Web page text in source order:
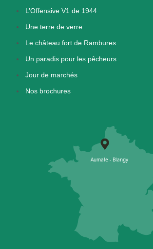
L’Offensive V1 de 1944
Une terre de verre
Le château fort de Rambures
Un paradis pour les pêcheurs
Jour de marchés
Nos brochures